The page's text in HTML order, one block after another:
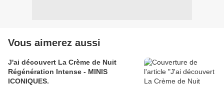
Vous aimerez aussi
J'ai découvert La Crème de Nuit
Régénération Intense - MINIS
ICONIQUES.